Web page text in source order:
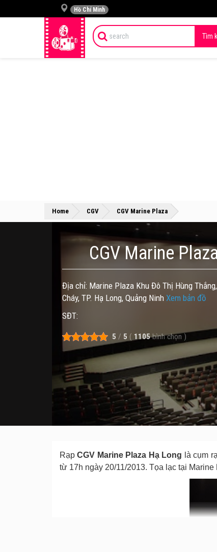
Hồ Chí Minh
Tìm
Home »
CGV »
CGV Marine Plaza
CGV Marine
Địa chỉ: Marine Plaza Khu Đô Thị Hùng
Cháy, TP. Hạ Long, Quảng Ninh Xem bản đồ
SĐT:
5 / 5 ( 1105 bình chọn )
Rạp CGV Marine Plaza Hạ Long là cụm
từ 17h ngày 20/11/2013. Tọa lạc tại